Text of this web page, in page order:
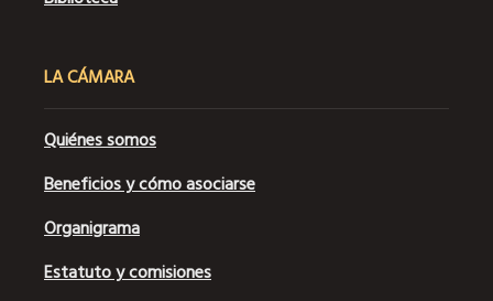
LA CÁMARA
Quiénes somos
Beneficios y cómo asociarse
Organigrama
Estatuto y comisiones